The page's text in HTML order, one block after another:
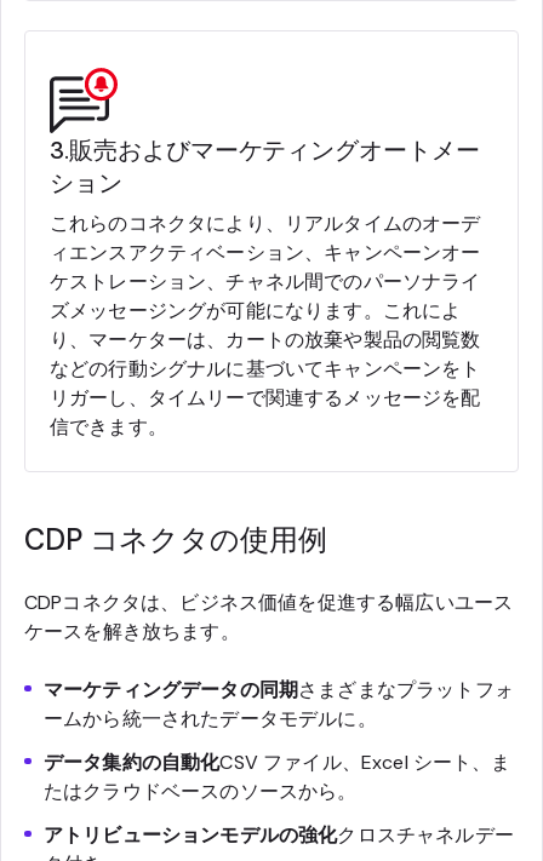
3.販売およびマーケティングオートメー
ション
これらのコネクタにより、リアルタイムのオーデ
ィエンスアクティベーション、キャンペーンオー
ケストレーション、チャネル間でのパーソナライ
ズメッセージングが可能になります。これによ
り、マーケターは、カートの放棄や製品の閲覧数
などの行動シグナルに基づいてキャンペーンをト
リガーし、タイムリーで関連するメッセージを配
信できます。
CDP コネクタの使用例
CDPコネクタは、ビジネス価値を促進する幅広いユース
ケースを解き放ちます。
マーケティングデータの同期さまざまなプラットフォ
ームから統一されたデータモデルに。
データ集約の自動化CSV ファイル、Excel シート、ま
たはクラウドベースのソースから。
アトリビューションモデルの強化クロスチャネルデー